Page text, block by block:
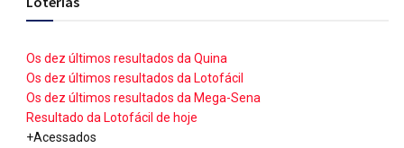
Os dez últimos resultados da Quina
Os dez últimos resultados da Lotofácil
Os dez últimos resultados da Mega-Sena
Resultado da Lotofácil de hoje
+Acessados